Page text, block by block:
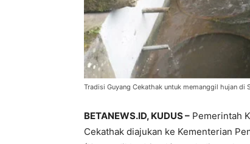
Tradisi Guyang Cekathak untuk memanggil hujan di
BETANEWS.ID, KUDUS – Pemerintah
Cekathak diajukan ke Kementerian